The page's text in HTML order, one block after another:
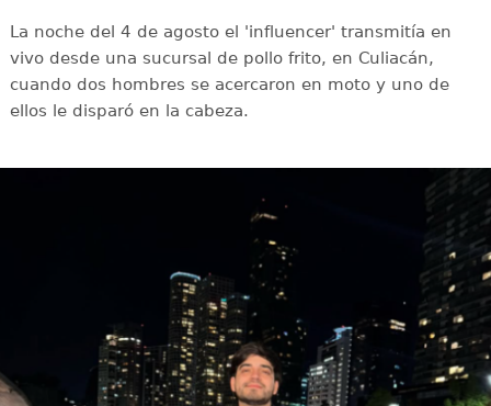
La noche del 4 de agosto el 'influencer' transmitía en
vivo desde una sucursal de pollo frito, en Culiacán,
cuando dos hombres se acercaron en moto y uno de
ellos le disparó en la cabeza.